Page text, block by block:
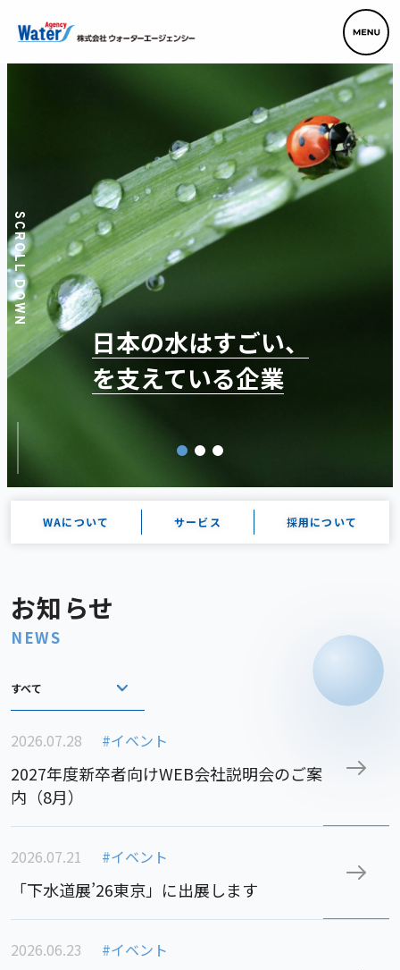
SCROLL DOWN
日本の水はすごい、
を支えている企業
WAについて サービス 採用について
お知らせ
NEWS
すべて
2026.07.28 #イベント
2027年度新卒者向けWEB会社説明会のご案
内（8月）
2026.07.21 #イベント
「下水道展’26東京」に出展します
2026.06.23 #イベント